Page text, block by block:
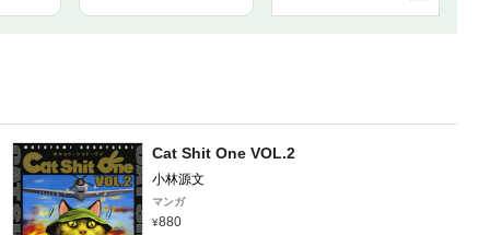
Cat Shit One VOL.2
小林源文
マンガ
880